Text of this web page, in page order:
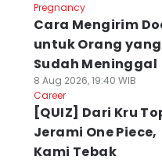
Pregnancy
Cara Mengirim
untuk Orang yang
Sudah Meninggal
8 Aug 2026, 19:40 WIB
Career
[QUIZ] Dari Kru
Jerami One Piece,
Kami Tebak